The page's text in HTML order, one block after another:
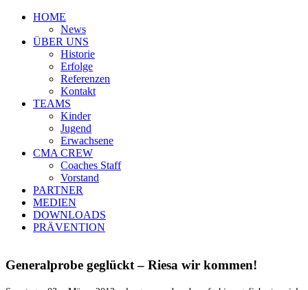
HOME
News
ÜBER UNS
Historie
Erfolge
Referenzen
Kontakt
TEAMS
Kinder
Jugend
Erwachsene
CMA CREW
Coaches Staff
Vorstand
PARTNER
MEDIEN
DOWNLOADS
PRÄVENTION
Generalprobe geglückt – Riesa wir kommen!